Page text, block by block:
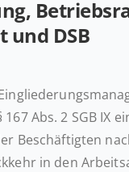
und DSB
167 Abs. 2 SGB IX
Be­schäf­tig­ten
in den